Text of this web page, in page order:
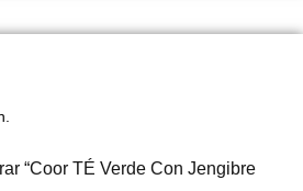
“Coor TÉ Verde Con Jengibre